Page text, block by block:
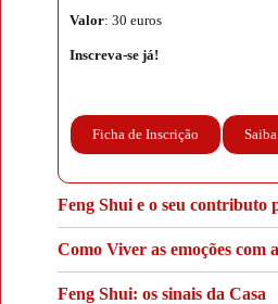
Valor: 30 euros
Inscreva-se já!
Ficha de Inscrição
Feng Shui e o seu contributo
Como Viver as emoções com
Feng Shui: os sinais da Casa